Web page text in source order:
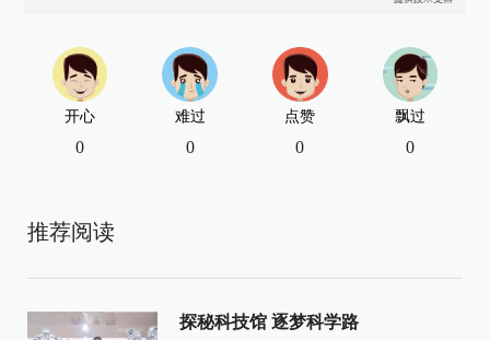
开心
0
难过
0
点赞
0
飘过
0
推荐阅读
探秘科技馆 逐梦科学路